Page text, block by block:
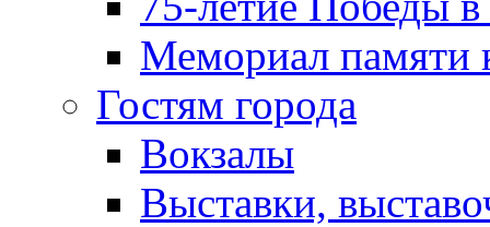
Мемориал памяти
Гостям города
Вокзалы
Выставки,